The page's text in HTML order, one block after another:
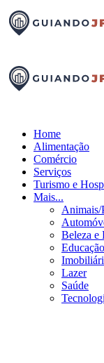
Home
Alimentação
Comércio
Serviços
Turismo e
Mais...
Animais/
Beleza e
Educação
Lazer
Saúde